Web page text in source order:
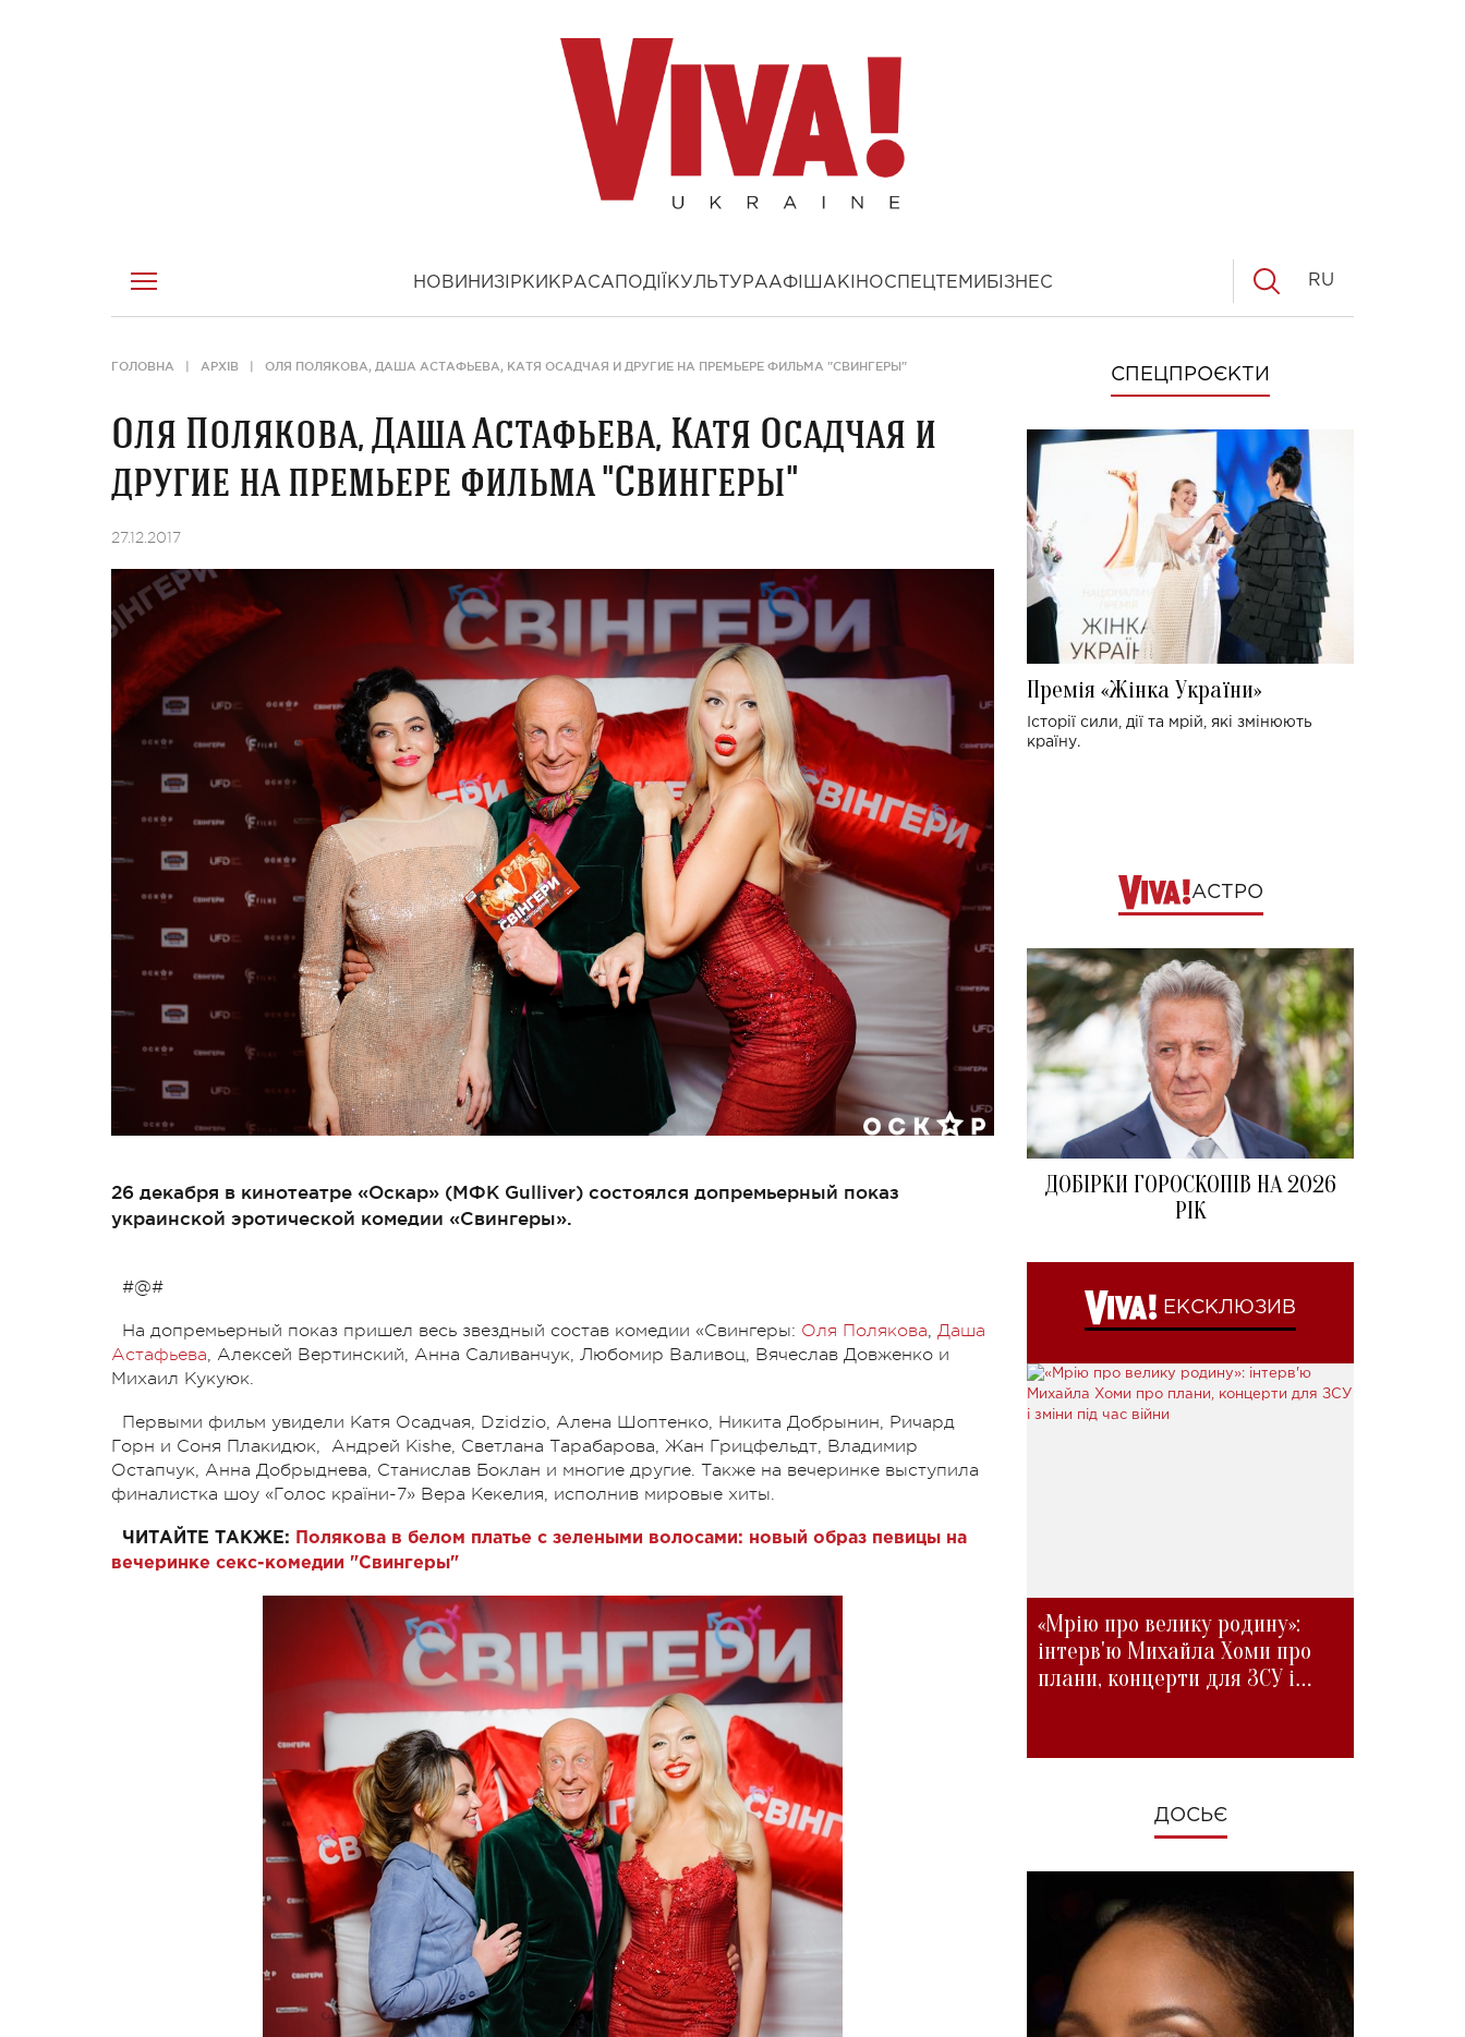
НОВИНИ ЗІРКИ КРАСА ПОДІЇ КУЛЬТУРААФІША КІНОСПЕЦТЕМИ БІЗНЕС RU
ГОЛОВНА АРХІВ ОЛЯ ПОЛЯКОВА, ДАША АСТАФЬЕВА, КАТЯ ОСАДЧАЯ И ДРУГИЕ НА ПРЕМЬЕРЕ ФИЛЬМА "СВИНГЕРЫ"
Оля Полякова, Даша Астафьева, Катя Осадчая и
другие на премьере фильма "Свингеры"
27.12.2017
26 декабря в кинотеатре «Оскар» (МФК Gulliver) состоялся допремьерный показ
украинской эротической комедии «Свингеры».
#@#
На допремьерный показ пришел весь звездный состав комедии «Свингеры: Оля Полякова, Даша
Астафьева, Алексей Вертинский, Анна Саливанчук, Любомир Валивоц, Вячеслав Довженко и
Михаил Кукуюк.
Первыми фильм увидели Катя Осадчая, Dzidzio, Алена Шоптенко, Никита Добрынин, Ричард
Горн и Соня Плакидюк, Андрей Kishe, Светлана Тарабарова, Жан Грицфельдт, Владимир
Остапчук, Анна Добрыднева, Станислав Боклан и многие другие. Также на вечеринке выступила
финалистка шоу «Голос країни-7» Вера Кекелия, исполнив мировые хиты.
ЧИТАЙТЕ ТАКЖЕ:
Полякова в белом платье с зелеными волосами: новый образ певицы на
вечеринке секс-комедии "Свингеры"
СПЕЦПРОЄКТИ
Премія «Жінка України»
Історії сили, дії та мрій, які змінюють
країну.
АСТРО
ДОБІРКИ ГОРОСКОПІВ НА 2026
РІК
ЕКСКЛЮЗИВ
«Мрію про велику родину»:
інтерв'ю Михайла Хоми про
плани, концерти для ЗСУ і
ДОСЬЄ